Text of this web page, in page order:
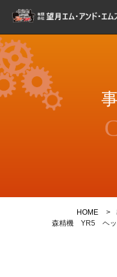
HOME
出張修理
オーバーホール
事例紹介
会社案内
HOME
森精機 YR5 ヘッ